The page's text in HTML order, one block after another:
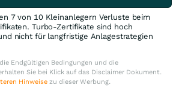
7 von 10 Kleinanlegern Verluste beim
Turbo-Zertifikate sind hoch
nicht für langfristige Anlagestrategien
Endgültigen Bedingungen und die
Sie bei Klick auf das Disclaimer Dokument.
Hinweise zu dieser Werbung.